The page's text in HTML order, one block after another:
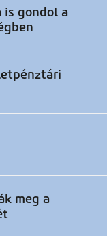
is gondol a
meg a